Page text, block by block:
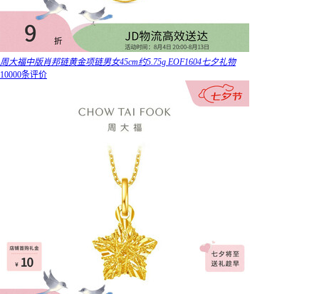
周大福中版肖邦链黄金项链男女45cm约5.75g EOF1604七夕礼物
10000条评价